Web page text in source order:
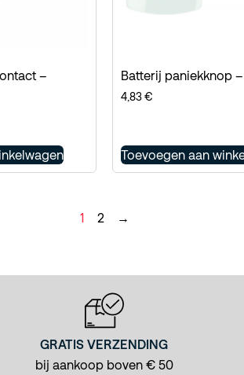
–
Batterij paniekknop
4,83€
Toevoegen aan
1 2 →
GRATIS VERZENDING
bij aankoop boven € 50